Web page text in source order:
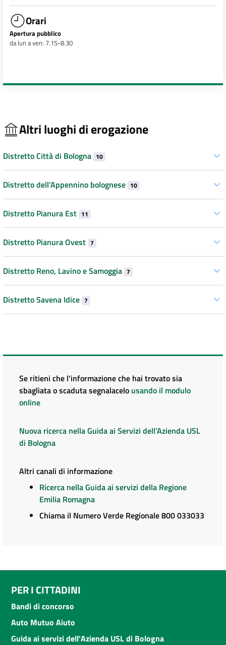
Orari
Apertura pubblico
da lun a ven: 7.15-8.30
Altri luoghi di erogazione
Distretto Città di Bologna 10
Distretto dell’Appennino bolognese 10
Distretto Pianura Est 11
Distretto Pianura Ovest 7
Distretto Reno, Lavino e Samoggia 7
Distretto Savena Idice 7
Se ritieni che l'informazione che hai trovato sia
sbagliata o scaduta segnalacelo usando il modulo
online
Nuova ricerca nella Guida ai Servizi dell'Azienda USL
di Bologna
Altri canali di informazione
Ricerca nella Guida ai servizi della Regione
Emilia Romagna
Chiama il Numero Verde Regionale 800 033033
PER I CITTADINI
Bandi di concorso
Auto Mutuo Aiuto
Guida ai servizi dell'Azienda USL di Bologna